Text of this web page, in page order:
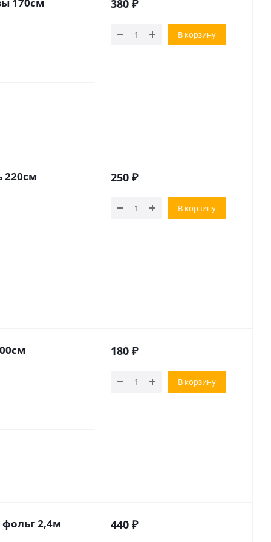
380 ₽
В корзину
220см 250 ₽
В корзину
180 ₽
В корзину
2,4м 440 ₽